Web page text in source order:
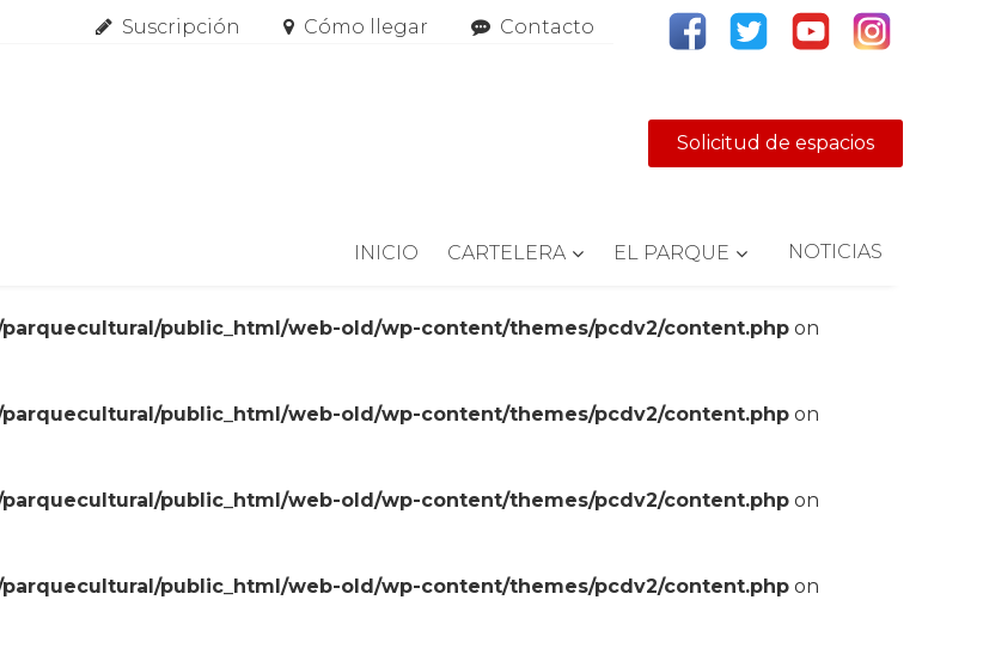
Suscripción Cómo llegar Contacto
Solicitud de espacios
INICIO CARTELERA EL PARQUE NOTICIAS
public_html/web-old/wp-content/themes/pcdv2/content.php on
public_html/web-old/wp-content/themes/pcdv2/content.php on
public_html/web-old/wp-content/themes/pcdv2/content.php on
public_html/web-old/wp-content/themes/pcdv2/content.php on